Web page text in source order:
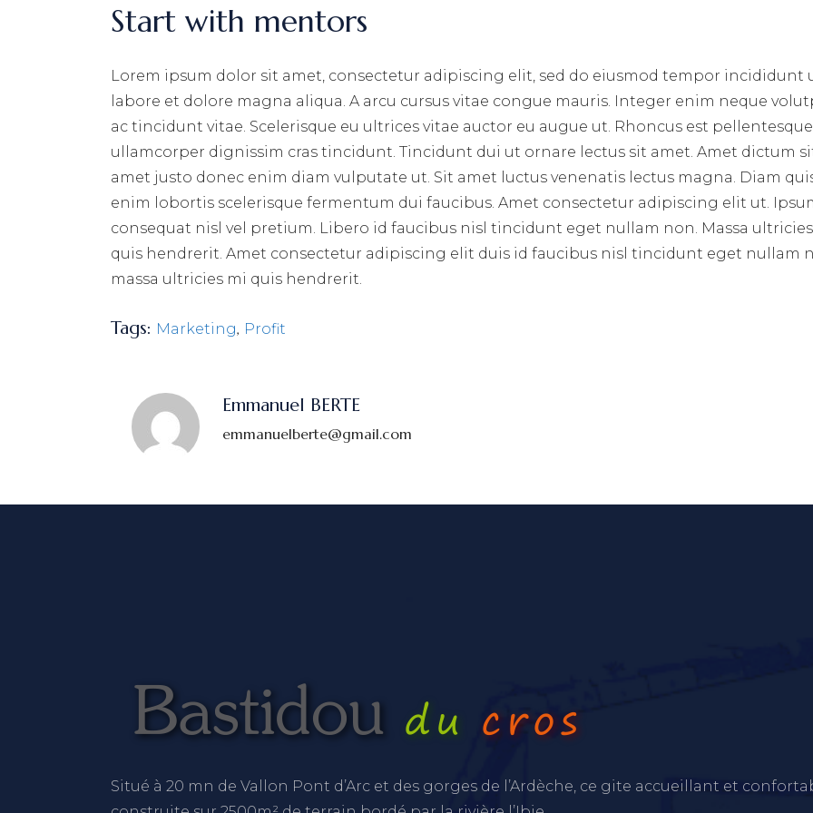
Start with mentors
Lorem ipsum dolor sit amet, consectetur adipiscing elit, sed do eiusmod tempor incididunt
labore et dolore magna aliqua. A arcu cursus vitae congue mauris. Integer enim neque
ac tincidunt vitae. Scelerisque eu ultrices vitae auctor eu augue ut. Rhoncus est
ullamcorper dignissim cras tincidunt. Tincidunt dui ut ornare lectus sit amet. Amet dictum
amet justo donec enim diam vulputate ut. Sit amet luctus venenatis lectus magna. Diam
enim lobortis scelerisque fermentum dui faucibus. Amet consectetur adipiscing elit ut.
consequat nisl vel pretium. Libero id faucibus nisl tincidunt eget nullam non. Massa
quis hendrerit. Amet consectetur adipiscing elit duis id faucibus nisl tincidunt eget nullam
massa ultricies mi quis hendrerit.
Tags: Marketing, Profit
Emmanuel BERTE
emmanuelberte@gmail.com
Situé à 20 mn de Vallon Pont d’Arc et des gorges de l’Ardèche, ce gite accueillant et